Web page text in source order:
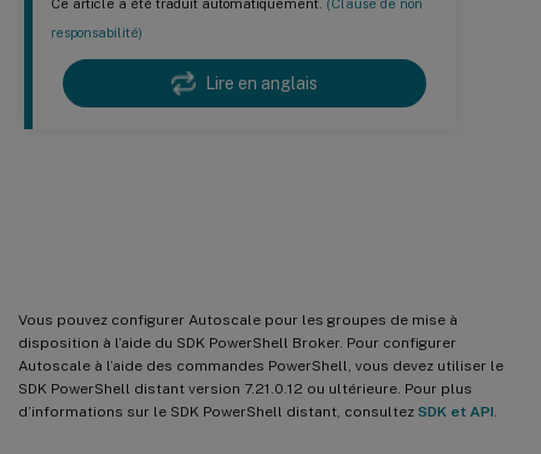
Ce article a été traduit automatiquement. (Clause de non
responsabilité)
Lire en anglais
Vous pouvez configurer Autoscale pour les groupes de mise à
disposition à l’aide du SDK PowerShell Broker. Pour configurer
Autoscale à l’aide des commandes PowerShell, vous devez utiliser le
SDK PowerShell distant version 7.21.0.12 ou ultérieure. Pour plus
d’informations sur le SDK PowerShell distant, consultez SDK et API